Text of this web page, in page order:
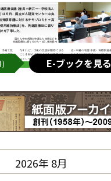
) E-ブックを見る
2026年 8月